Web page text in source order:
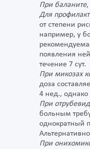
При баланите,
Для
от степени
например, у
появления
течение 7 сут.
При микозах
доза
4 нед., однако
При
больным
однократный
При